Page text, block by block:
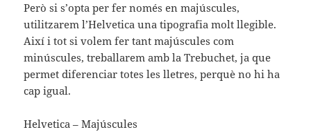
Però si s’opta per fer només en majúscules,
utilitzarem l’Helvetica una tipografia molt llegible.
Així i tot si volem fer tant majúscules com
minúscules, treballarem amb la Trebuchet, ja que
permet diferenciar totes les lletres, perquè no hi ha
cap igual.
Helvetica – Majúscules